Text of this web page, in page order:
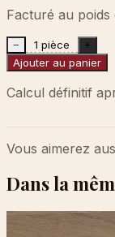
Facturé au
− 1 pièce +
Ajouter au panier
Calcul définitif
Vous aimerez
Dans la